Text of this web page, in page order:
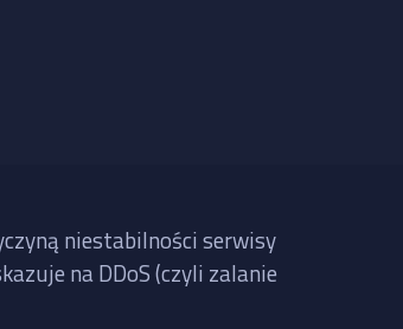
niestabilności serwisy
na DDoS (czyli zalanie